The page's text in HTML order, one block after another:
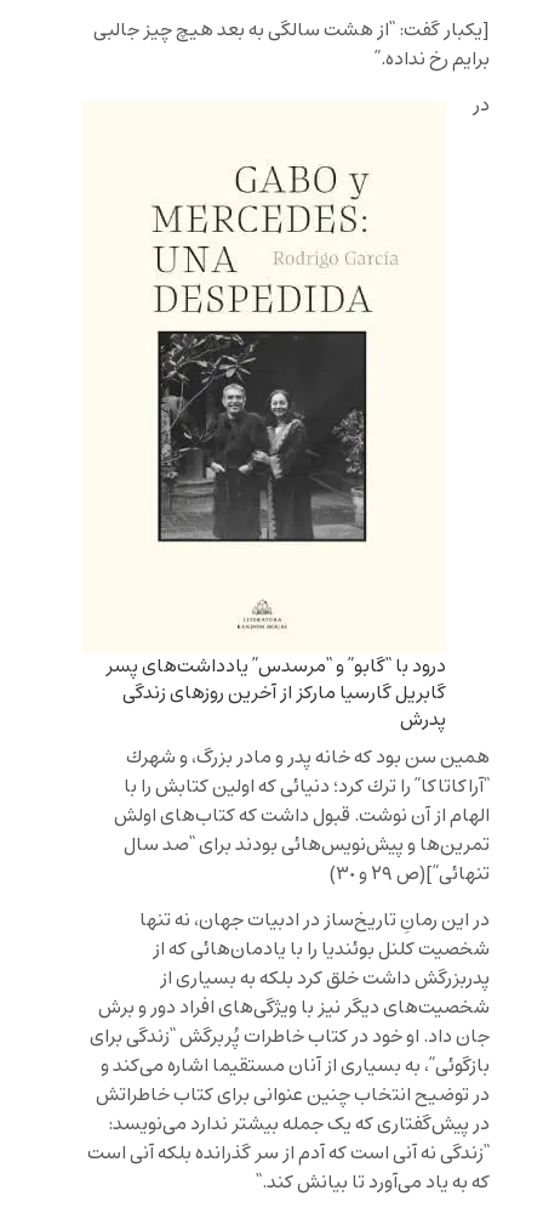
[يكبار گفت:“از هشت سالگى به بعد هيچ چيز جالبى
برايم رخ نداده.”
درود با “گابو” و “مرسدس” يادداشت‌هاى پسر
گابريل گارسيا ماركز از آخرين روزهاى زندگى
پدرش
در
همين سن بود كه خانه پدر و مادر بزرگ، و شهرك
“آراكاتاكا” را ترك كرد؛ دنيائى كه اولين كتابش را با
الهام از آن نوشت. قبول داشت كه كتابهاى اولش
تمرينها و پيشنويسهائى بودند براى “صد سال
تنهائى”](ص ٢٩ و ٣٠)
در اين رمانِ تاريخ‌ساز در ادبيات جهان، نه تنها
شخصيت كلنل بوئنديا را با يادمان‌هائى كه از
پدربزرگش داشت خلق كرد بلكه به بسيارى از
شخصيت‌هاى ديگر نيز با ويژگى‌هاى افراد دور و برش
جان داد. او خود در كتاب خاطرات پُر‌برگش “زندگى براى
بازگوئى”، به بسيارى از آنان مستقيما اشاره مى‌كند و
در توضیح انتخاب چنین عنوانی برای کتاب خاطراتش
در پیش‌گفتاری که یک جمله بیشتر ندارد می‌نویسد:
“زندگی نه آنی است که آدم از سر گذرانده بلکه آنی است
که به ياد می‌آورد تا بيانش کند.“